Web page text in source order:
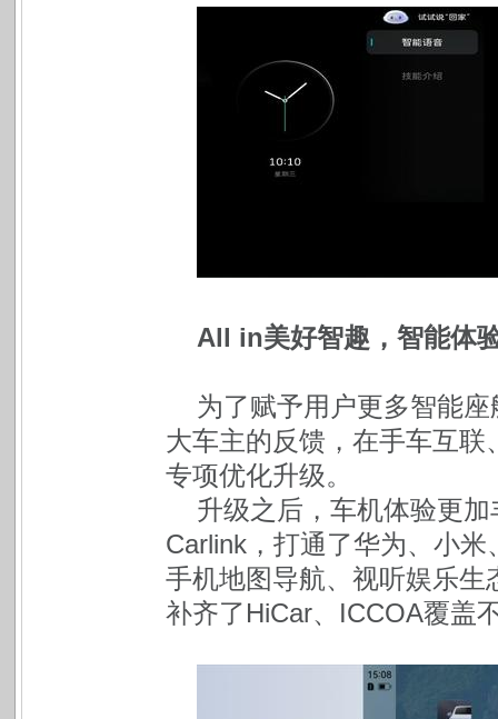
All in美好智趣，智能体
为了赋予用户更多智能
大车主的反馈，在手车互
专项优化升级。
升级之后，车机体验更
Carlink，打通了华为、小
手机地图导航、视听娱乐
补齐了HiCar、ICCOA覆盖